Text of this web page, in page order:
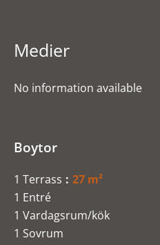
Medier
No information available
Boytor
1 Terrass
27 m²
1 Entré
1 Vardagsrum/kök
1 Sovrum